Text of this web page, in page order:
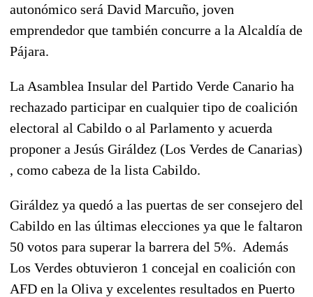
autonómico será David Marcuño, joven
emprendedor que también concurre a la Alcaldía de
Pájara.
La Asamblea Insular del Partido Verde Canario ha
rechazado participar en cualquier tipo de coalición
electoral al Cabildo o al Parlamento y acuerda
proponer a Jesús Giráldez (Los Verdes de Canarias)
, como cabeza de la lista Cabildo.
Giráldez ya quedó a las puertas de ser consejero del
Cabildo en las últimas elecciones ya que le faltaron
50 votos para superar la barrera del 5%. Además
Los Verdes obtuvieron 1 concejal en coalición con
AFD en la Oliva y excelentes resultados en Puerto